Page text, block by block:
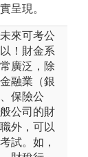
呈現。
來可考公
！財金系
廣泛，除
融業（銀
保險公
公司的財
外，可以
試。如，